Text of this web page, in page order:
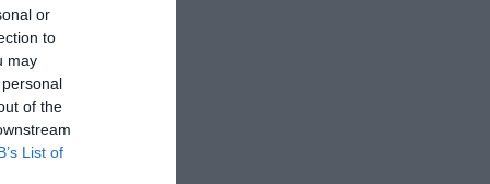
or
to
may
of the
List of